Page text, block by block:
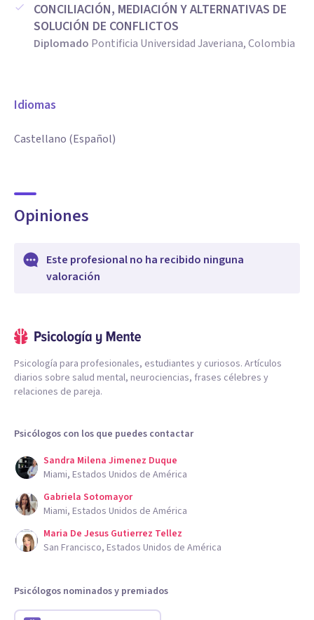
CONCILIACIÓN, MEDIACIÓN Y ALTERNATIVAS DE
SOLUCIÓN DE CONFLICTOS
Diplomado Pontificia Universidad Javeriana, Colombia
Idiomas
Castellano (Español)
Opiniones
Este profesional no ha recibido ninguna
valoración
Psicología para profesionales, estudiantes y curiosos. Artículos
diarios sobre salud mental, neurociencias, frases célebres y
relaciones de pareja.
Psicólogos con los que puedes contactar
Sandra Milena Jimenez Duque
Miami, Estados Unidos de América
Gabriela Sotomayor
Miami, Estados Unidos de América
Maria De Jesus Gutierrez Tellez
San Francisco, Estados Unidos de América
Psicólogos nominados y premiados